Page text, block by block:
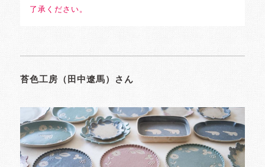
了承ください。
苔色工房（田中遼馬）さん